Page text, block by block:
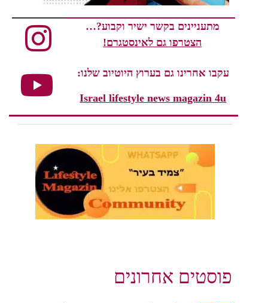
מתעניינים בקשר ישיר וקבוע?…
הצטרפו גם לאינסטגרם!
עקבו אחרינו גם בערוץ היוטיוב שלנו:
Israel lifestyle news magazin 4u
פוסטים אחרונים